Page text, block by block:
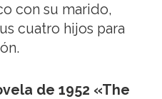
con su marido,
cuatro hijos para
de 1952 «The